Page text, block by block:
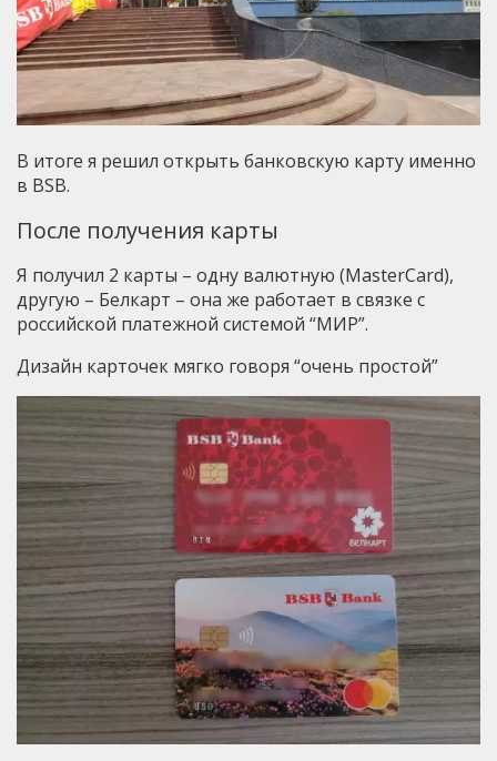
В итоге я решил открыть банковскую карту именно
в BSB.
После получения карты
Я получил 2 карты – одну валютную (MasterCard),
другую – Белкарт – она же работает в связке с
российской платежной системой “МИР”.
Дизайн карточек мягко говоря “очень простой”